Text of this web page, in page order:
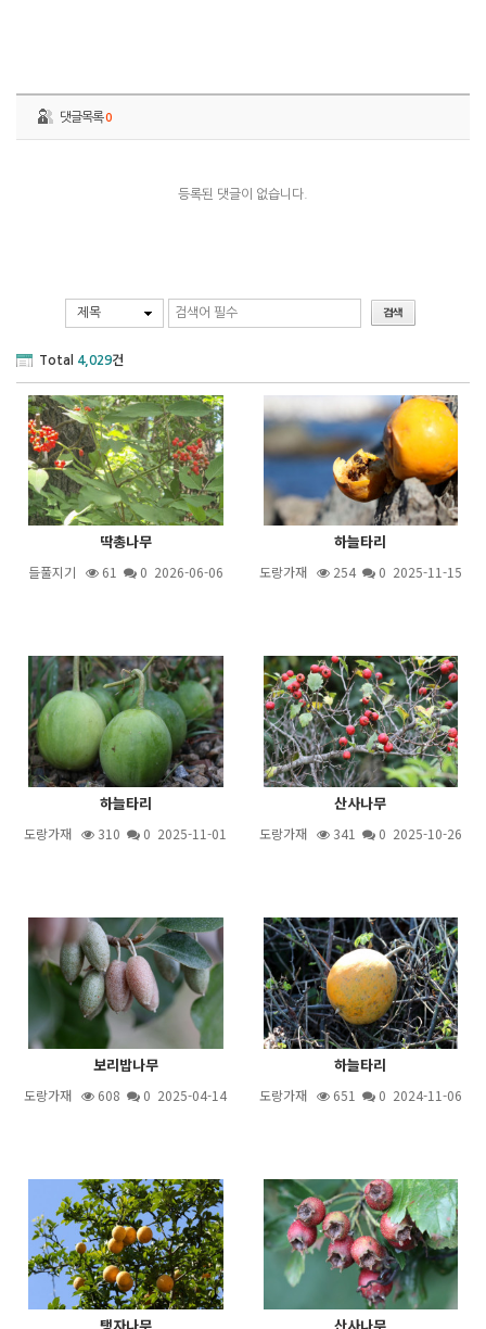
댓글목록0
등록된 댓글이 없습니다.
제목
Total 4,029건
딱총나무
들풀지기 61 0 2026-06-06
하늘타리
도랑가재 254 0 2025-11-15
하늘타리
도랑가재 310 0 2025-11-01
산사나무
도랑가재 341 0 2025-10-26
보리밥나무
도랑가재 608 0 2025-04-14
하늘타리
도랑가재 651 0 2024-11-06